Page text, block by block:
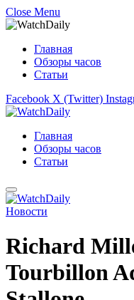
Close Menu
Главная
Обзоры часов
Статьи
Facebook X (Twitter)
Главная
Обзоры часов
Статьи
Новости
Richard
Tourbillon